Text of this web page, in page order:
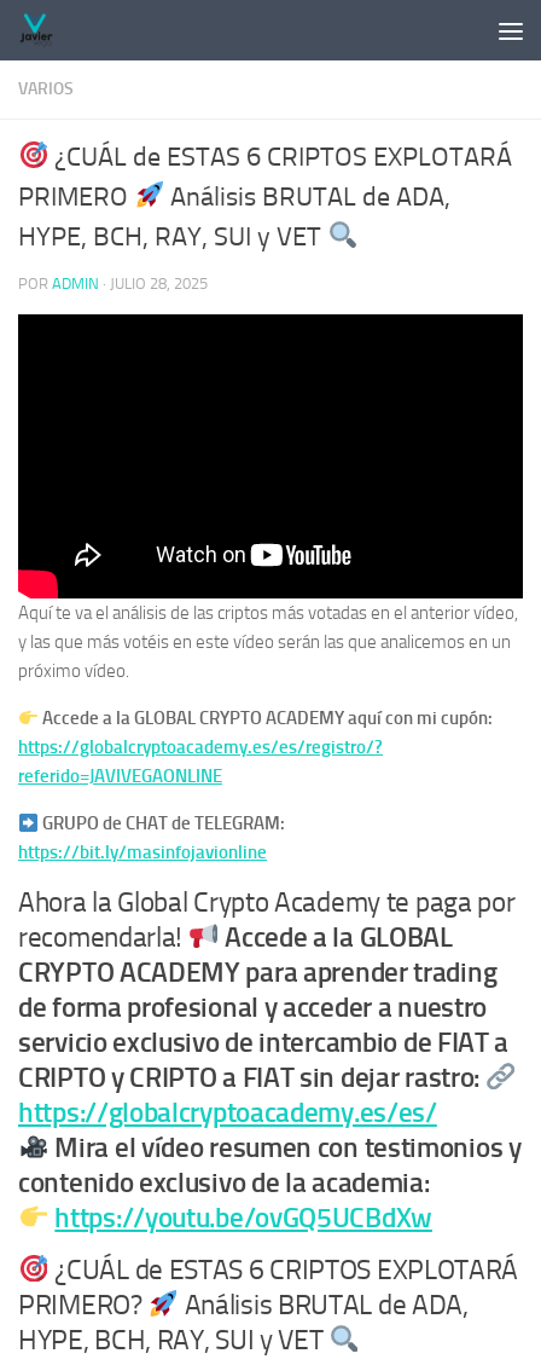
Saltar al contenido
VARIOS
¿CUÁL de ESTAS 6 CRIPTOS EXPLOTARÁ
PRIMERO
Análisis BRUTAL de ADA,
HYPE, BCH, RAY, SUI y VET
POR ADMIN · JULIO 28, 2025
Aquí te va el análisis de las criptos más votadas en el anterior vídeo,
y las que más votéis en este vídeo serán las que analicemos en un
próximo vídeo.
Accede a la GLOBAL CRYPTO ACADEMY aquí con mi cupón:
https://globalcryptoacademy.es/es/registro/?
referido=JAVIVEGAONLINE
GRUPO de CHAT de TELEGRAM:
https://bit.ly/masinfojavionline
Ahora la Global Crypto Academy te paga por
recomendarla!
Accede a la GLOBAL
CRYPTO ACADEMY para aprender trading
de forma profesional y acceder a nuestro
servicio exclusivo de intercambio de FIAT a
CRIPTO y CRIPTO a FIAT sin dejar rastro:
https://globalcryptoacademy.es/es/
Mira el vídeo resumen con testimonios y
contenido exclusivo de la academia:
https://youtu.be/ovGQ5UCBdXw
¿CUÁL de ESTAS 6 CRIPTOS EXPLOTARÁ
PRIMERO?
Análisis BRUTAL de ADA,
HYPE, BCH, RAY, SUI y VET